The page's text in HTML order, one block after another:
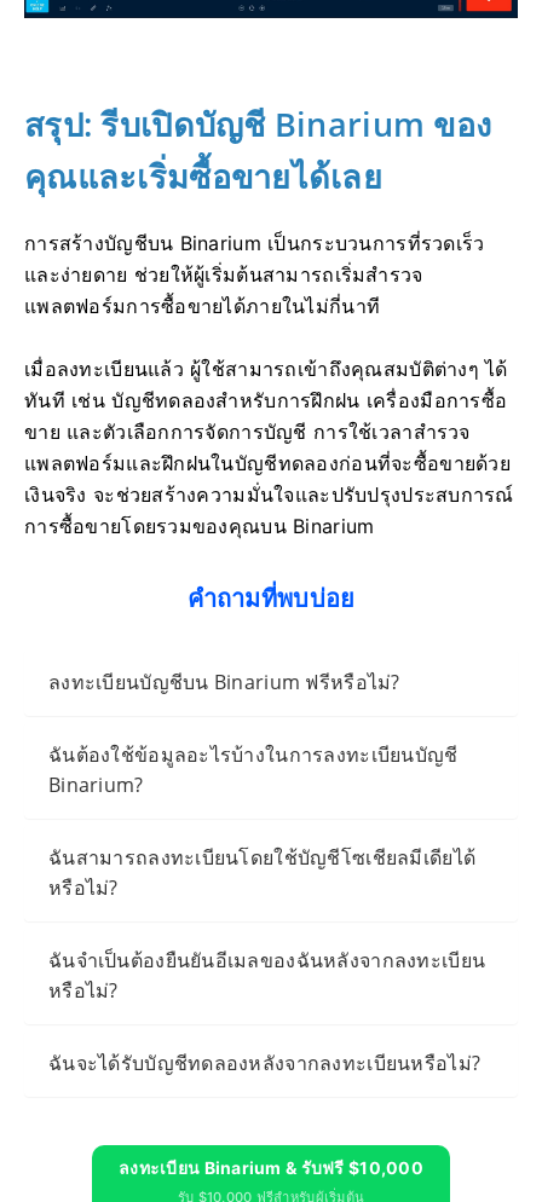
สรุป: รีบเปิดบัญชี Binarium ของ
คุณและเริ่มซื้อขายได้เลย
การสร้างบัญชีบน Binarium เป็นกระบวนการที่รวดเร็ว
และง่ายดาย ช่วยให้ผู้เริ่มต้นสามารถเริ่มสำรวจ
แพลตฟอร์มการซื้อขายได้ภายในไม่กี่นาที
เมื่อลงทะเบียนแล้ว ผู้ใช้สามารถเข้าถึงคุณสมบัติต่างๆ ได้
ทันที เช่น บัญชีทดลองสำหรับการฝึกฝน เครื่องมือการซื้อ
ขาย และตัวเลือกการจัดการบัญชี การใช้เวลาสำรวจ
แพลตฟอร์มและฝึกฝนในบัญชีทดลองก่อนที่จะซื้อขายด้วย
เงินจริง จะช่วยสร้างความมั่นใจและปรับปรุงประสบการณ์
การซื้อขายโดยรวมของคุณบน Binarium
คำถามที่พบบ่อย
ลงทะเบียนบัญชีบน Binarium ฟรีหรือไม่?
ฉันต้องใช้ข้อมูลอะไรบ้างในการลงทะเบียนบัญชี
Binarium?
ฉันสามารถลงทะเบียนโดยใช้บัญชีโซเชียลมีเดียได้
หรือไม่?
ฉันจำเป็นต้องยืนยันอีเมลของฉันหลังจากลงทะเบียน
หรือไม่?
ฉันจะได้รับบัญชีทดลองหลังจากลงทะเบียนหรือไม่?
ลงทะเบียน Binarium & รับฟรี $10,000
รับ $10,000 ฟรีสำหรับผู้เริ่มต้น